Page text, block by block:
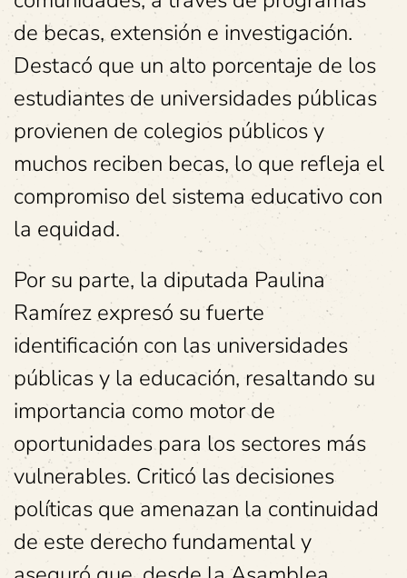
de becas, extensión e investigación.
Destacó que un alto porcentaje de los
estudiantes de universidades públicas
provienen de colegios públicos y
muchos reciben becas, lo que refleja el
compromiso del sistema educativo con
la equidad.
Por su parte, la diputada Paulina
Ramírez expresó su fuerte
identificación con las universidades
públicas y la educación, resaltando su
importancia como motor de
oportunidades para los sectores más
vulnerables. Criticó las decisiones
políticas que amenazan la continuidad
de este derecho fundamental y